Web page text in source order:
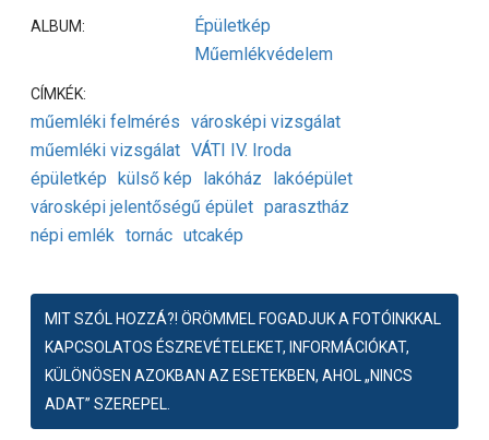
ALBUM:
Épületkép
Műemlékvédelem
CÍMKÉK:
műemléki felmérés városképi vizsgálat
műemléki vizsgálat VÁTI IV. Iroda
épületkép külső kép lakóház
lakóépület
városképi jelentőségű épület parasztház
népi emlék tornác utcakép
MIT SZÓL HOZZÁ?! ÖRÖMMEL FOGADJUK A FOTÓINKKAL
KAPCSOLATOS ÉSZREVÉTELEKET, INFORMÁCIÓKAT,
KÜLÖNÖSEN AZOKBAN AZ ESETEKBEN, AHOL „NINCS
ADAT” SZEREPEL.